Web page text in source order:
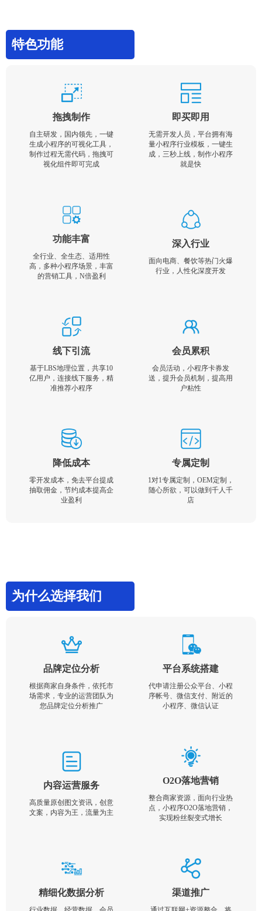
特色功能
拖拽制作
自主研发，国内领先，一键
生成小程序的可视化工具，
制作过程无需代码，拖拽可
视化组件即可完成
即买即用
无需开发人员，平台拥有海
量小程序行业模板，一键生
成，三秒上线，制作小程序
就是快
功能丰富
全行业、全生态、适用性
高，多种小程序场景，丰富
的营销工具，N倍盈利
深入行业
面向电商、餐饮等热门火爆
行业，人性化深度开发
线下引流
基于LBS地理位置，共享10
亿用户，连接线下服务，精
准推荐小程序
会员累积
会员活动，小程序卡券发
送，提升会员机制，提高用
户粘性
降低成本
零开发成本，免去平台提成
抽取佣金，节约成本提高企
业盈利
专属定制
1对1专属定制，OEM定制，
随心所欲，可以做到千人千
店
为什么选择我们
品牌定位分析
根据商家自身条件，依托市
场需求，专业的运营团队为
您品牌定位分析推广
平台系统搭建
代申请注册公众平台、小程
序帐号、微信支付、附近的
小程序、微信认证
内容运营服务
高质量原创图文资讯，创意
文案，内容为王，流量为主
O2O落地营销
整合商家资源，面向行业热
点，小程序O2O落地营销，
实现粉丝裂变式增长
精细化数据分析 渠道推广